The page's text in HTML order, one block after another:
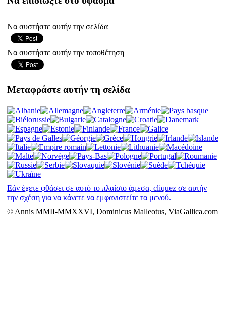
Να συστήστε αυτήν την σελίδα
Να συστήστε αυτήν την τοποθέτηση
Μεταφράστε αυτήν τη σελίδα
Εάν έχετε φθάσει σε αυτό το πλαίσιο άμεσα, cliquez σε αυτήν
την σχέση για να κάνετε να εμφανιστείτε τα μενού.
© Annis MMII-MMXXVI, Dominicus Malleotus, ViaGallica.com